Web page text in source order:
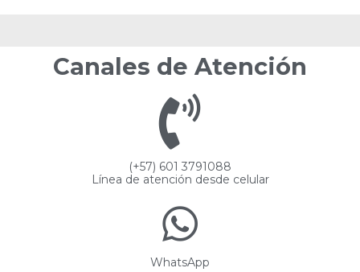
Canales de Atención
(+57) 601 3791088
Línea de atención desde celular
WhatsApp